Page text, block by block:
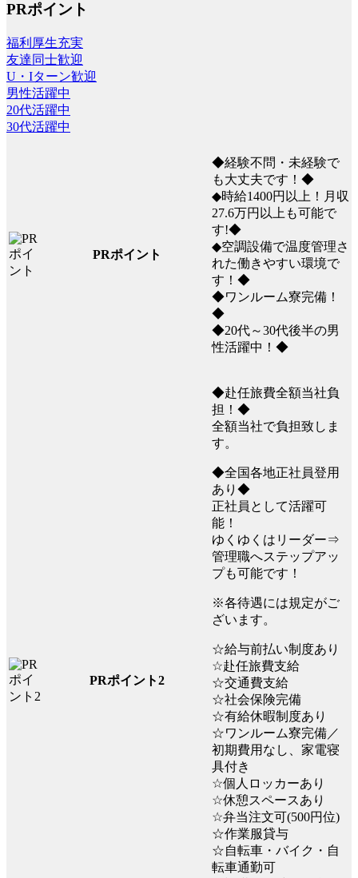
PRポイント
福利厚生充実
友達同士歓迎
U・Iターン歓迎
男性活躍中
20代活躍中
30代活躍中
PRポイント
◆経験不問・未経験で
も大丈夫です！◆
◆時給1400円以上！月収
27.6万円以上も可能で
す!◆
◆空調設備で温度管理さ
れた働きやすい環境で
す！◆
◆ワンルーム寮完備！
◆
◆20代～30代後半の男
性活躍中！◆
PRポイント2
◆赴任旅費全額当社負
担！◆
全額当社で負担致しま
す。
◆全国各地正社員登用
あり◆
正社員として活躍可
能！
ゆくゆくはリーダー⇒
管理職へステップアッ
プも可能です！
※各待遇には規定がご
ざいます。
☆給与前払い制度あり
☆赴任旅費支給
☆交通費支給
☆社会保険完備
☆有給休暇制度あり
☆ワンルーム寮完備／
初期費用なし、家電寝
具付き
☆個人ロッカーあり
☆休憩スペースあり
☆弁当注文可(500円位)
☆作業服貸与
☆自転車・バイク・自
転車通勤可